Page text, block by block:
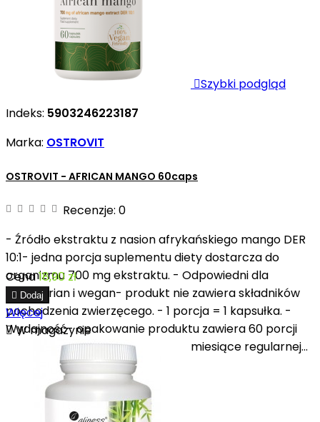
Szybki podgląd
Indeks: 5903246223187
Marka: OSTROVIT
OSTROVIT - AFRICAN MANGO 60caps
Recenzje: 0
- Źródło ekstraktu z nasion afrykańskiego mango DER
10:1- jedna porcja suplementu diety dostarcza do
organizmu 700 mg ekstraktu. - Odpowiedni dla
wegetarian i wegan- produkt nie zawiera składników
pochodzenia zwierzęcego. - 1 porcja = 1 kapsułka. -
Wydajność- opakowanie produktu zawiera 60 porcji
preparatu, co wystarczy na dwa miesiące regularnej...
Cena18,90 zł
 Dodaj
Więcej
W magazynie